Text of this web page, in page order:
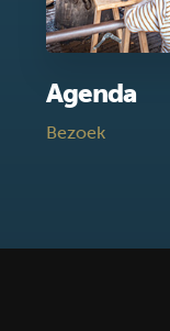
Agenda
Bezoek